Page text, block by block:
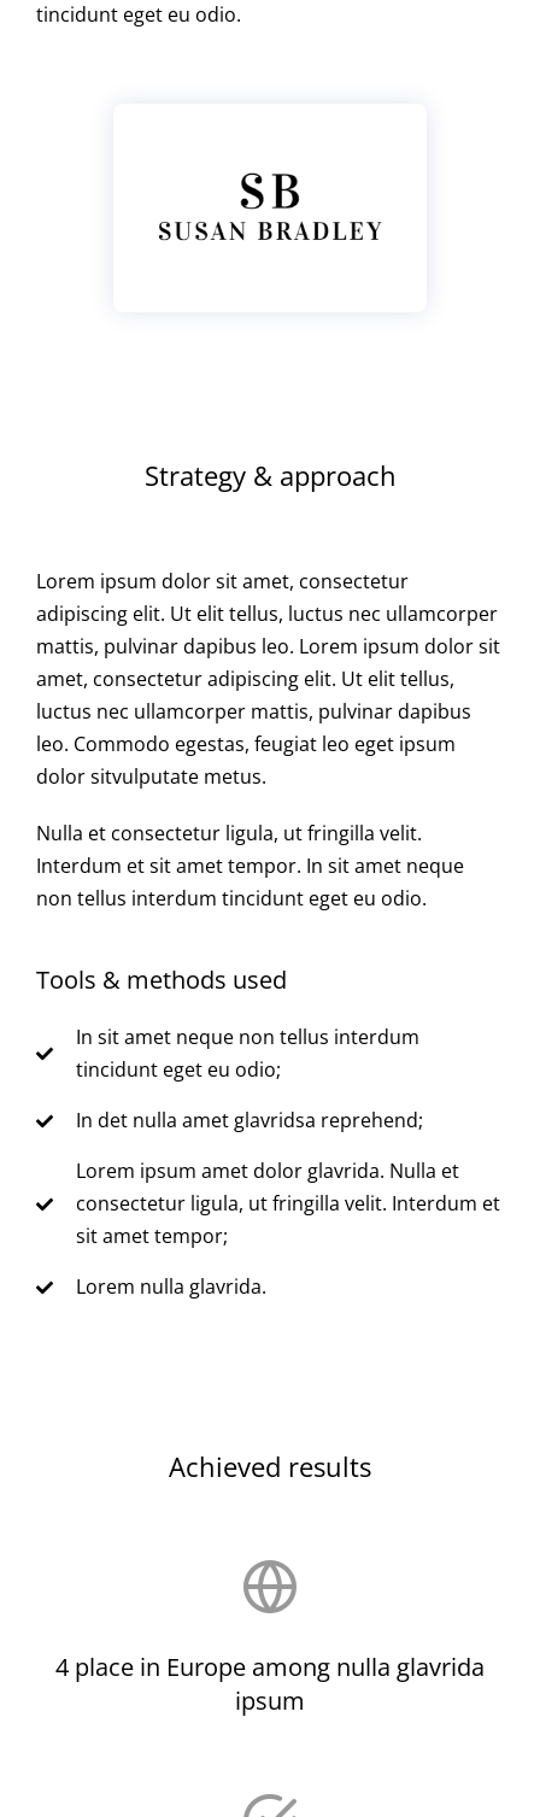
tincidunt eget eu odio.
Strategy & approach
Lorem ipsum dolor sit amet, consectetur
adipiscing elit. Ut elit tellus, luctus nec ullamcorper
mattis, pulvinar dapibus leo. Lorem ipsum dolor sit
amet, consectetur adipiscing elit. Ut elit tellus,
luctus nec ullamcorper mattis, pulvinar dapibus
leo. Commodo egestas, feugiat leo eget ipsum
dolor sitvulputate metus.
Nulla et consectetur ligula, ut fringilla velit.
Interdum et sit amet tempor. In sit amet neque
non tellus interdum tincidunt eget eu odio.
Tools & methods used
In sit amet neque non tellus interdum
tincidunt eget eu odio;
In det nulla amet glavridsa reprehend;
Lorem ipsum amet dolor glavrida. Nulla et
consectetur ligula, ut fringilla velit. Interdum et
sit amet tempor;
Lorem nulla glavrida.
Achieved results
4 place in Europe among nulla glavrida
ipsum